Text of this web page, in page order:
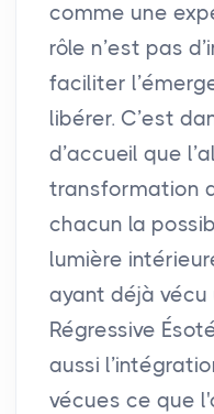
comme une
rôle n’est pas
faciliter
libérer. C’est
d’accueil que
transformation
chacun la
lumière
ayant déjà vécu
Régressive
aussi
vécues ce que